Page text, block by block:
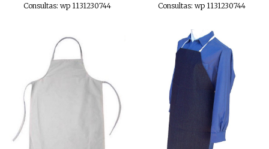
Consultas: wp 1131230744 Consultas: wp 1131230744